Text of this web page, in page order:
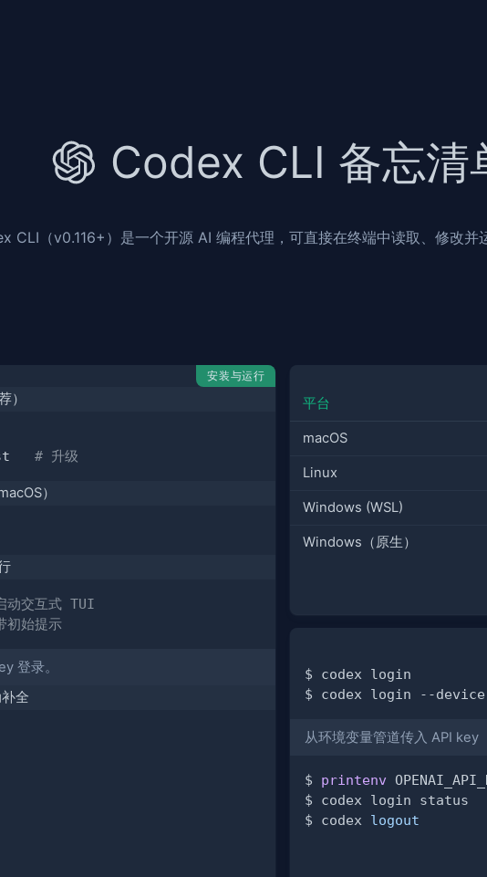
Codex CLI 备忘清
CLI（v0.116+）是一个开源 AI 编程代理，可直接在终端中读取、修改并
安装与运行
）
# 升级
）
动交互式 TUI
初始提示
登录。
全
平台
macOS
Linux
Windows (WSL)
Windows（原生）
$ codex
$ codex login --
从环境变量管道传入 API key
$ printenv
$ codex login
$ codex logout